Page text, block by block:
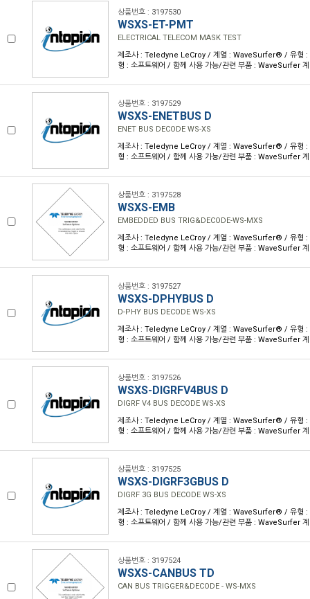
상품번호 : 3197530
WSXS-ET-PMT
ELECTRICAL TELECOM MASK TEST
제조사 : Teledyne LeCroy / 계열 : WaveSurfer® / 유형 :
형 : 소프트웨어 / 함께 사용 가능/관련 부품 : WaveSurfer
상품번호 : 3197529
WSXS-ENETBUS D
ENET BUS DECODE WS-XS
제조사 : Teledyne LeCroy / 계열 : WaveSurfer® / 유형 :
형 : 소프트웨어 / 함께 사용 가능/관련 부품 : WaveSurfer
상품번호 : 3197528
WSXS-EMB
EMBEDDED BUS TRIG&DECODE-WS-MXS
제조사 : Teledyne LeCroy / 계열 : WaveSurfer® / 유형 :
형 : 소프트웨어 / 함께 사용 가능/관련 부품 : WaveSurfer
상품번호 : 3197527
WSXS-DPHYBUS D
D-PHY BUS DECODE WS-XS
제조사 : Teledyne LeCroy / 계열 : WaveSurfer® / 유형 :
형 : 소프트웨어 / 함께 사용 가능/관련 부품 : WaveSurfer
상품번호 : 3197526
WSXS-DIGRFV4BUS D
DIGRF V4 BUS DECODE WS-XS
제조사 : Teledyne LeCroy / 계열 : WaveSurfer® / 유형 :
형 : 소프트웨어 / 함께 사용 가능/관련 부품 : WaveSurfer
상품번호 : 3197525
WSXS-DIGRF3GBUS D
DIGRF 3G BUS DECODE WS-XS
제조사 : Teledyne LeCroy / 계열 : WaveSurfer® / 유형 :
형 : 소프트웨어 / 함께 사용 가능/관련 부품 : WaveSurfer
상품번호 : 3197524
WSXS-CANBUS TD
CAN BUS TRIGGER&DECODE - WS-MXS